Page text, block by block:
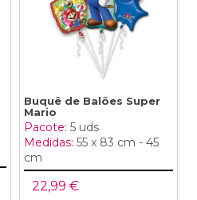
Buquê de Balões Super
Mario
Pacote: 5 uds
Medidas: 55 x 83 cm - 45
cm
22,99 €